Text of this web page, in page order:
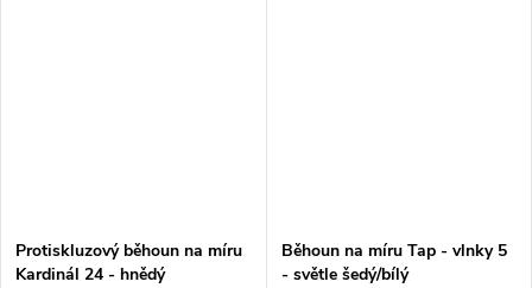
Protiskluzový běhoun na míru
Kardinál 24 - hnědý
Běhoun na míru Tap - vlnky 5
- světle šedý/bílý